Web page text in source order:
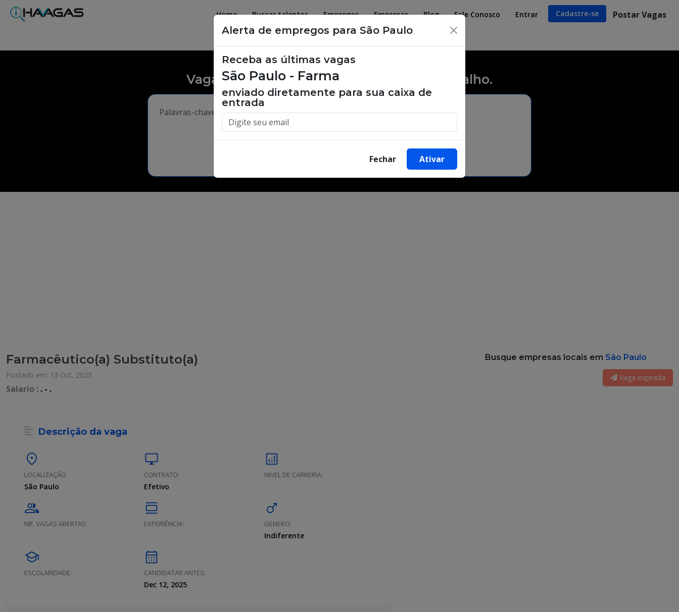
Home Buscar talentos Empregos Empresas Blog Fale Conosco Entrar Cadastre-se Postar Vagas
Vagas de emprego, oportunidades de trabalho.
Farmacêutico(a) Substituto(a)
Postado em: 13 Oct, 2025
Salario : . - .
Busque empresas locais em São Paulo
Vaga expirada
Descrição da vaga
location_on
LOCALIZAÇÃO
São Paulo
desktop_windows
CONTRATO:
Efetivo
analytics
NIVEL DE CARREIRA:
group
NR. VAGAS ABERTAS:
calendar_view_day
EXPERIÊNCIA:
male
GENERO:
Indiferente
school
ESCOLARIDADE:
calendar_month
CANDIDATAR ANTES:
Dec 12, 2025
Alerta de empregos para São Paulo ×
Receba as últimas vagas
São Paulo - Farma
enviado diretamente para sua caixa de
entrada
Fechar Ativar